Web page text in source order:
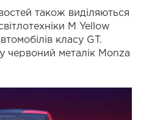
також виділяються
M Yellow
класу GT.
металік Monza